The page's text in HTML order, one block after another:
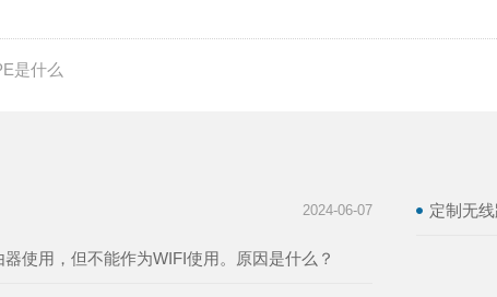
是什么
2024-06-07
使用，但不能作为WIFI使用。原因是什么？
定制无